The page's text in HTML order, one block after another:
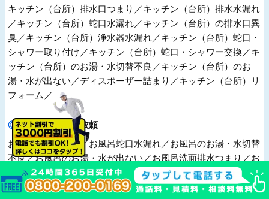
キッチン（台所）排水口つまり／キッチン（台所）排水水漏れ
／キッチン（台所）蛇口水漏れ／キッチン（台所）の排水口異
臭／キッチン（台所）浄水器水漏れ／キッチン（台所）蛇口・
シャワー取り付け／キッチン（台所）蛇口・シャワー交換／キ
ッチン（台所）のお湯・水切替不良／キッチン（台所）のお
湯・水が出ない／ディスポーザー詰まり／キッチン（台所）リ
フォーム／
お風呂回りのご依頼
お風呂排水つまり／お風呂蛇口水漏れ／お風呂のお湯・水切替
不良／お風呂のお湯・水が出ない／お風呂洗面排水つまり／お
風呂蛇口・シャワー取り付け／お風呂蛇口・シャワー交換／お
風呂リフォーム／